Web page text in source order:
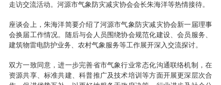
走访交流活动。河源市气象防灾减灾协会会长朱海洋等热情接待。
座谈会上，朱海洋简要介绍了河源市气象防灾减灾协会新一届理事
会换届工作情况。随后与会人员围绕协会规范化建设、会员服务、
建筑物雷电防护业务、农村气象服务等工作展开深入交流探讨。
双方一致同意，进一步完善省市气象行业常态化沟通联络机制，在
资源共享、标准共建、科普推广及技术培训等方面开展更深层次合